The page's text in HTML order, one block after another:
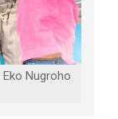
Nugroho